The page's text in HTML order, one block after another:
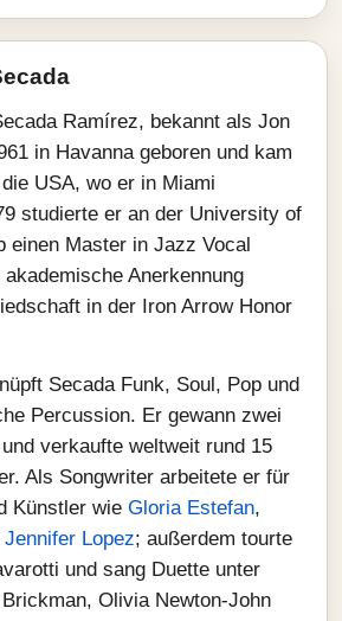
Ramírez, bekannt als Jon
in Havanna geboren und kam
USA, wo er in Miami
studierte er an der University of
einen Master in Jazz Vocal
Anerkennung
in der Iron Arrow Honor
Secada Funk, Soul, Pop und
Percussion. Er gewann zwei
verkaufte weltweit rund 15
Als Songwriter arbeitete er für
Künstler wie Gloria Estefan,
Jennifer Lopez; außerdem tourte
und sang Duette unter
Olivia Newton‑John